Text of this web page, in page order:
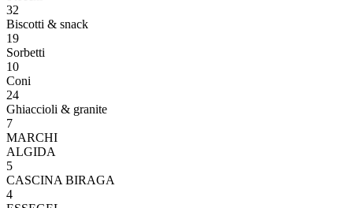
32
Biscotti & snack
19
Sorbetti
10
Coni
24
Ghiaccioli & granite
7
MARCHI
ALGIDA
5
CASCINA BIRAGA
4